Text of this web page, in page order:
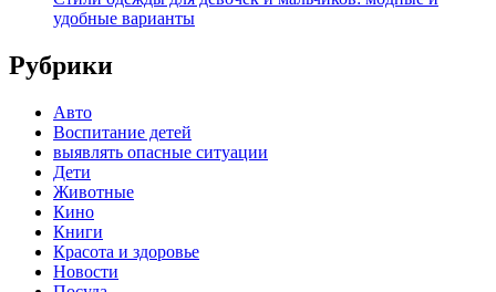
удобные варианты
Рубрики
Авто
Воспитание детей
выявлять опасные ситуации
Дети
Животные
Кино
Книги
Красота и здоровье
Новости